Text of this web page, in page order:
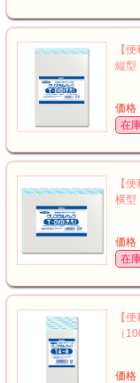
【
縦型
価格
在
【
横型
価格
在
【
（
価格